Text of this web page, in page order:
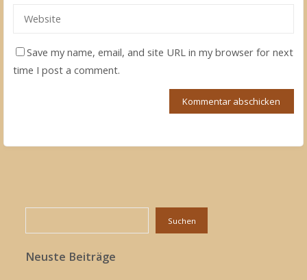
Save my name, email, and site URL in my browser for next
time I post a comment.
Suchen
Neuste Beiträge